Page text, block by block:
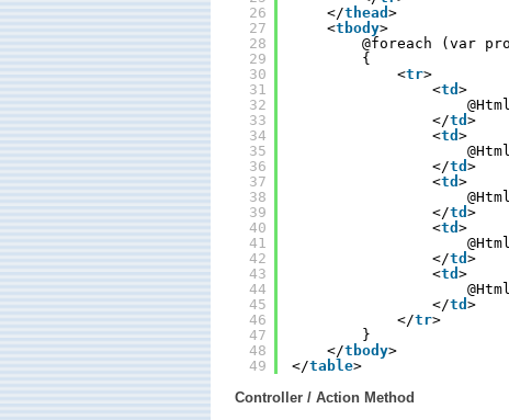
26
27
28
29
30
31
32
33
34
35
36
37
38
39
40
41
42
43
44
45
46
47
48
49
</thead>
<tbody>
@foreach (var
{
<tr>
<td>
</td>
<td>
</td>
<td>
</td>
<td>
</td>
<td>
</td>
</tr>
}
</tbody>
</table>
Controller / Action Method